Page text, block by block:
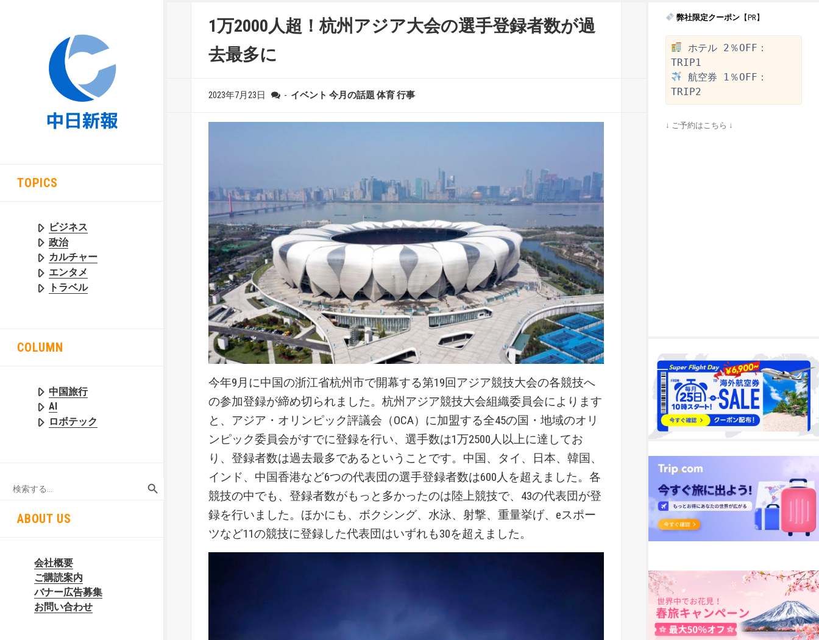
TOPICS
ビジネス
政治
カルチャー
エンタメ
トラベル
COLUMN
中国旅行
AI
ロボテック
Search
ABOUT US
会社概要
ご購読案内
バナー広告募集
お問い合わせ
1万2000人超！杭州アジア大会の選手登録者数が過
去最多に
2023年7月23日 - イベント 今月の話題 体育行事
今年9月に中国の浙江省杭州市で開幕する第19回アジア競技大会の各競技へ
の参加登録が締め切られました。杭州アジア競技大会組織委員会によります
と、アジア・オリンピック評議会（OCA）に加盟する全45の国・地域のオリ
ンピック委員会がすでに登録を行い、選手数は1万2500人以上に達してお
り、登録者数は過去最多であるということです。中国、タイ、日本、韓国、
インド、中国香港など6つの代表団の選手登録者数は600人を超えました。各
競技の中でも、登録者数がもっと多かったのは陸上競技で、43の代表団が登
録を行いました。ほかにも、ボクシング、水泳、射撃、重量挙げ、eスポー
ツなど11の競技に登録した代表団はいずれも30を超えました。
弊社限定クーポン【PR】
ホテル 2％OFF：
航空券 1％OFF：
↓ ご予約はこちら ↓